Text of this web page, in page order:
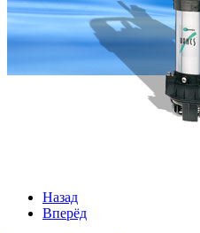
Назад
Вперёд